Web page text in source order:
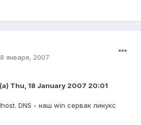
января, 2007
Thu, 18 January 2007 20:01
DNS - наш win сервак линукс